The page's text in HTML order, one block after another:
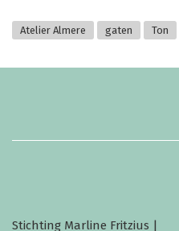
Atelier Almere gaten Ton
Stichting Marline Fritzius |